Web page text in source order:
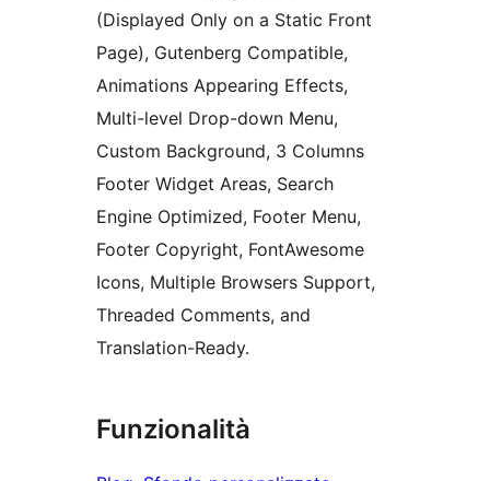
(Displayed Only on a Static Front
Page), Gutenberg Compatible,
Animations Appearing Effects,
Multi-level Drop-down Menu,
Custom Background, 3 Columns
Footer Widget Areas, Search
Engine Optimized, Footer Menu,
Footer Copyright, FontAwesome
Icons, Multiple Browsers Support,
Threaded Comments, and
Translation-Ready.
Funzionalità